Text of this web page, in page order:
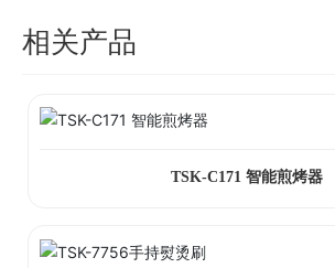
相关产品
TSK-C171 智能煎烤器